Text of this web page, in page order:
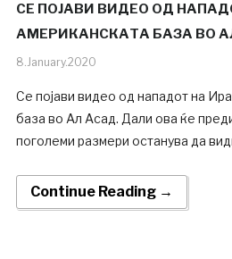
СЕ ПОЈАВИ ВИДЕО ОД
АМЕРИКАНСКАТА БАЗА ВО
8.January.2020
Се појави видео од нападот на
база во Ал Асад. Дали ова ќе
поголеми размери останува да
Continue Reading →